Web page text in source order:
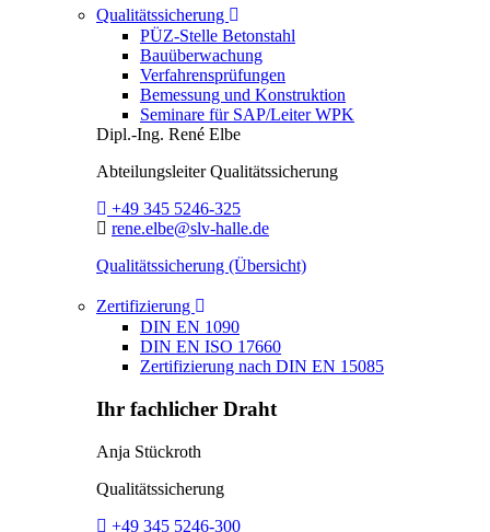
Qualitätssicherung Toggle Dropdown
PÜZ-Stelle Betonstahl
Bauüberwachung
Verfahrensprüfungen
Bemessung und Konstruktion
Seminare für SAP/Leiter WPK
Dipl.-Ing. René Elbe
AbteilungsleiterQualitätssicherung
Telefon:
+49 345 5246-325
E-Mail:
rene.elbe@slv-halle.de
Qualitätssicherung (Übersicht)
Zertifizierung Toggle Dropdown
DIN EN 1090
DIN EN ISO 17660
Zertifizierung nach DIN EN 15085
Ihr fachlicher Draht
Anja Stückroth
Qualitätssicherung
Telefon:
+49 345 5246-300